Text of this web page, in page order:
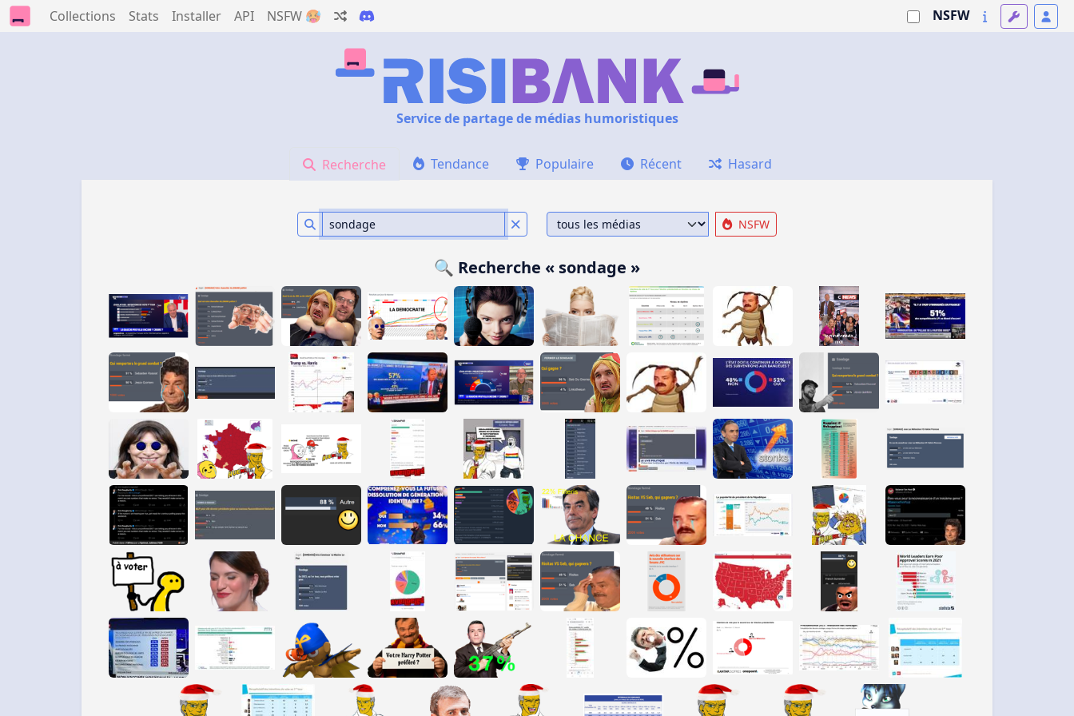
Collections Stats Installer API NSFW 🥵 NSFW
Service de partage de médias humoristiques
Recherche Tendance Populaire Récent Hasard
NSFW
🔍 Recherche « sondage »